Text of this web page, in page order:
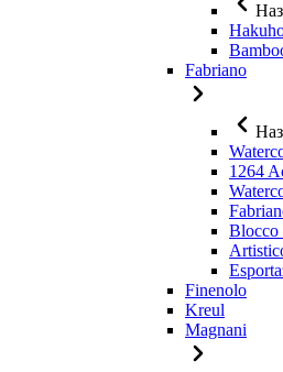
Fabriano
1264
Blocco
Finenolo
Kreul
Magnani